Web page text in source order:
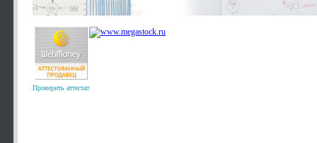
Проверить аттестат